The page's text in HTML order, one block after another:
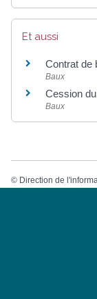
Et aussi
Contrat de
Baux
Cession
Baux
© Direction de